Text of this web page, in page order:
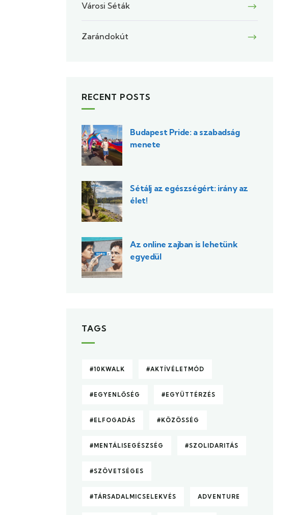
Városi Séták
Zarándokút
RECENT POSTS
Budapest Pride: a szabadság
menete
Sétálj az egészségért: irány az
élet!
Az online zajban is lehetünk
egyedül
TAGS
#10KWALK #AKTÍVÉLETMÓD
#EGYENLŐSÉG #EGYÜTTÉRZÉS
#ELFOGADÁS #KÖZÖSSÉG
#MENTÁLISEGÉSZSÉG #SZOLIDARITÁS
#SZÖVETSÉGES
#TÁRSADALMICSELEKVÉS ADVENTURE